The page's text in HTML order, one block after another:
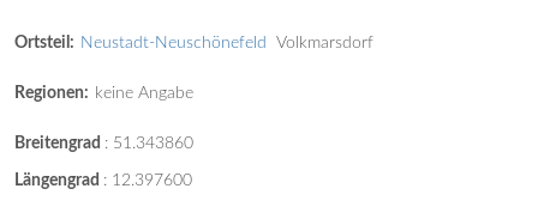
Ortsteil: Neustadt-Neuschönefeld Volkmarsdorf
Regionen: keine Angabe
Breitengrad : 51.343860
Längengrad : 12.397600